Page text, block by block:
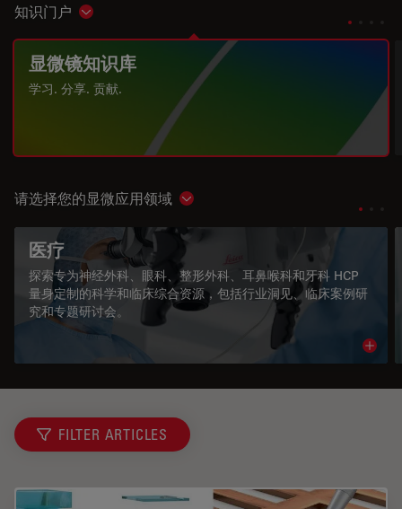
知识门户 Show subnavigation
显微镜知识库
学习. 分享. 贡献.
请选择您的显微应用领域 Show subnavigation
医疗
探索专为神经外科、眼科、整形外科、耳鼻喉科和牙科 HCP
量身定制的科学和临床综合资源，包括行业洞见、临床案例研
究和专题研讨会。
FILTER ARTICLES